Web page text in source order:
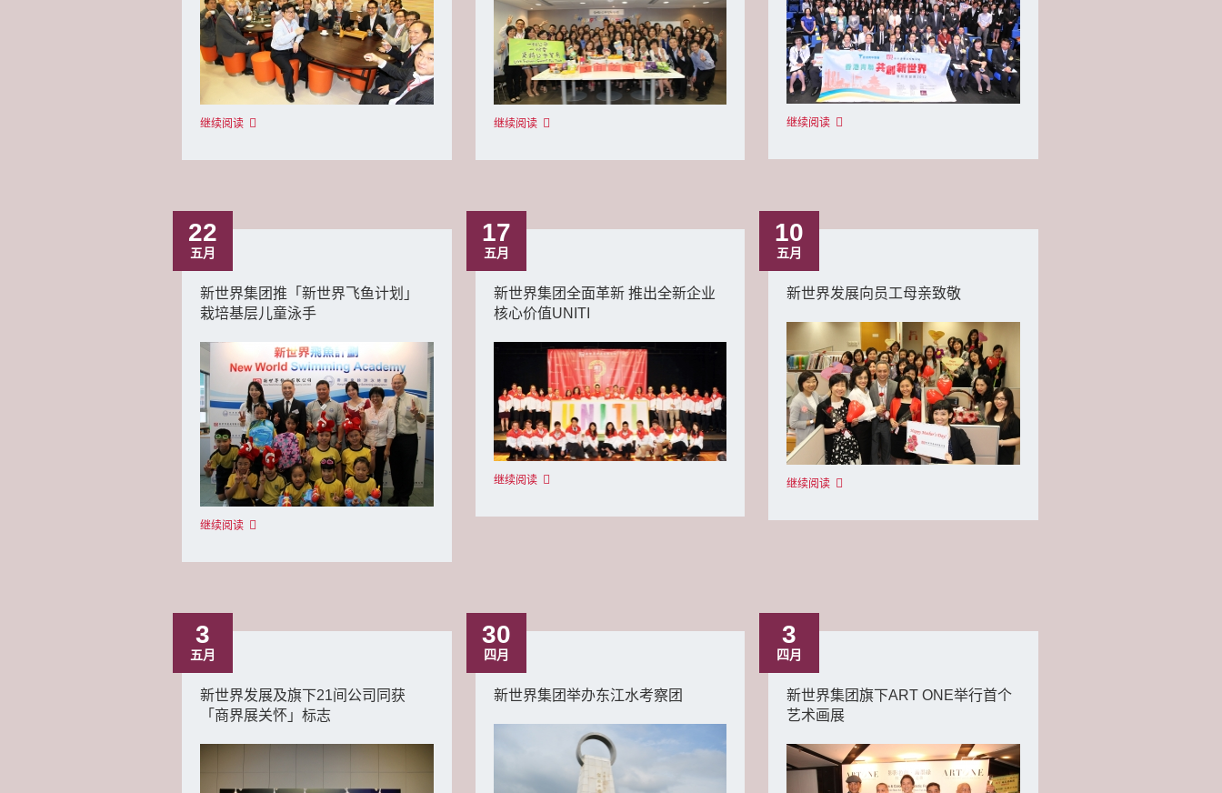
继续阅读 继续阅读 继续阅读
22
五月
新世界集团推「新世界飞鱼计划」
栽培基层儿童泳手
继续阅读
17
五月
新世界集团全面革新 推出全新企业
核心价值UNITI
继续阅读
10
五月
新世界发展向员工母亲致敬
继续阅读
3
五月
新世界发展及旗下21间公司同获
「商界展关怀」标志
30
四月
新世界集团举办东江水考察团
3
四月
新世界集团旗下ART ONE举行首个
艺术画展